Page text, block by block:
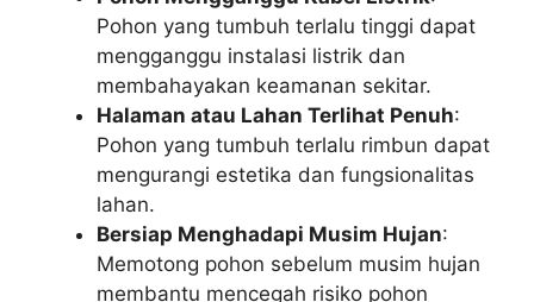
Pohon yang tumbuh terlalu tinggi dapat
mengganggu instalasi listrik dan
membahayakan keamanan sekitar.
Halaman atau Lahan Terlihat Penuh:
Pohon yang tumbuh terlalu rimbun dapat
mengurangi estetika dan fungsionalitas
lahan.
Bersiap Menghadapi Musim Hujan:
Memotong pohon sebelum musim hujan
membantu mencegah risiko pohon